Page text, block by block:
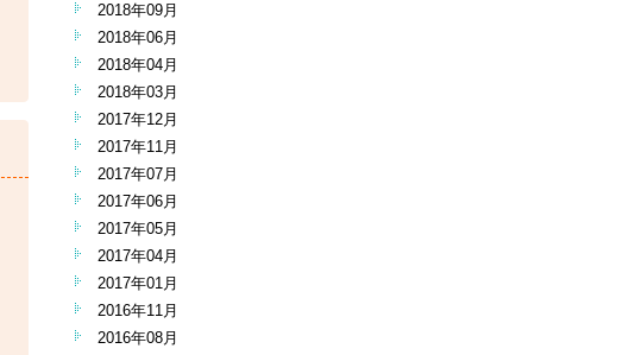
2018年09月
2018年06月
2018年04月
2018年03月
2017年12月
2017年11月
2017年07月
2017年06月
2017年05月
2017年04月
2017年01月
2016年11月
2016年08月